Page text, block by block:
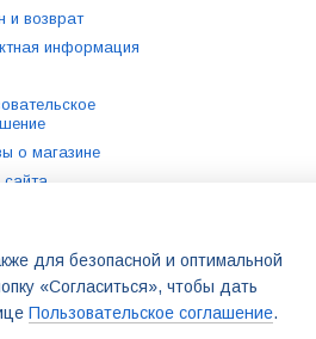
и возврат
информация
о магазине
для безопасной и оптимальной
«Согласиться», чтобы дать
Пользовательское соглашение.